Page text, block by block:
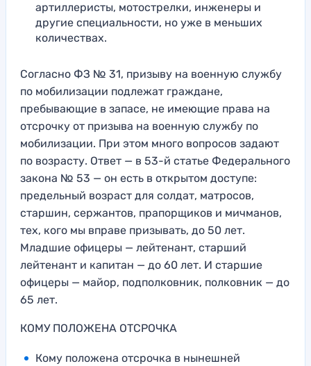
артиллеристы, мотострелки, инженеры и
другие специальности, но уже в меньших
количествах.
Согласно ФЗ № 31, призыву на военную службу
по мобилизации подлежат граждане,
пребывающие в запасе, не имеющие права на
отсрочку от призыва на военную службу по
мобилизации. При этом много вопросов задают
по возрасту. Ответ — в 53-й статье Федерального
закона № 53 — он есть в открытом доступе:
предельный возраст для солдат, матросов,
старшин, сержантов, прапорщиков и мичманов,
тех, кого мы вправе призывать, до 50 лет.
Младшие офицеры — лейтенант, старший
лейтенант и капитан — до 60 лет. И старшие
офицеры — майор, подполковник, полковник — до
65 лет.
КОМУ ПОЛОЖЕНА ОТСРОЧКА
Кому положена отсрочка в нынешней